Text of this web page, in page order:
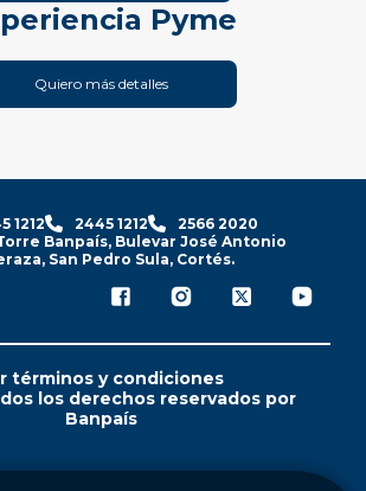
Pyme
Quiero más detalles
1212 2445 1212
2566 2020
Banpaís, Bulevar José Antonio
San Pedro Sula, Cortés.
términos y condiciones
los derechos reservados por
Banpaís